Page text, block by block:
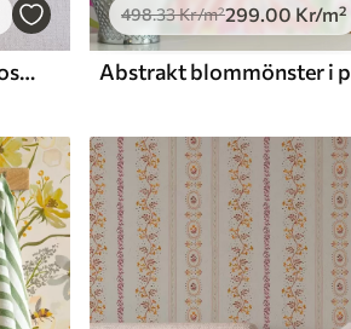
Romantiska rosa och vita stockrosor på dämpad grönska
498.33Kr/m²299.00 Kr/m²
Abstrakt blommönster i